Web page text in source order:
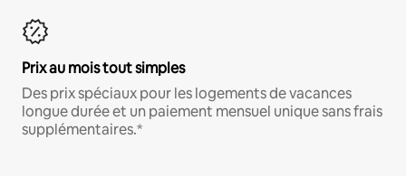
Prix au mois tout simples
Des prix spéciaux pour les logements de vacances
longue durée et un paiement mensuel unique sans frais
supplémentaires.*